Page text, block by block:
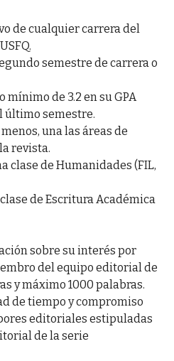
de cualquier carrera del
semestre de carrera o
mínimo de 3.2 en su GPA
último semestre.
una las áreas de
revista.
clase de Humanidades (FIL,
de Escritura Académica
sobre su interés por
del equipo editorial de
y máximo 1000 palabras.
de tiempo y compromiso
editoriales estipuladas
de la serie